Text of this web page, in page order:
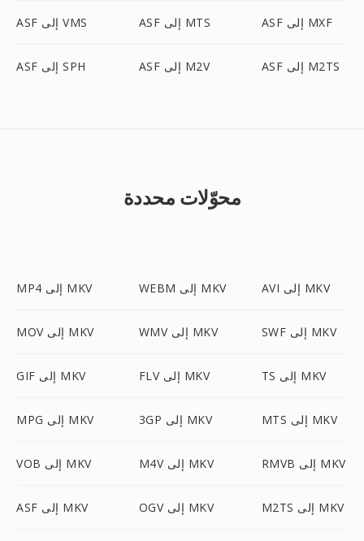
ASF إلى VMS ASF إلى MTS ASF إلى MXF
ASF إلى SPH ASF إلى M2V ASF إلى M2TS
محوّلات محددة
MP4 إلى MKV WEBM إلى MKV AVI إلى MKV
MOV إلى MKV WMV إلى MKV SWF إلى MKV
GIF إلى MKV FLV إلى MKV TS إلى MKV
MPG إلى MKV 3GP إلى MKV MTS إلى MKV
VOB إلى MKV M4V إلى MKV RMVB إلى MKV
ASF إلى MKV OGV إلى MKV M2TS إلى MKV